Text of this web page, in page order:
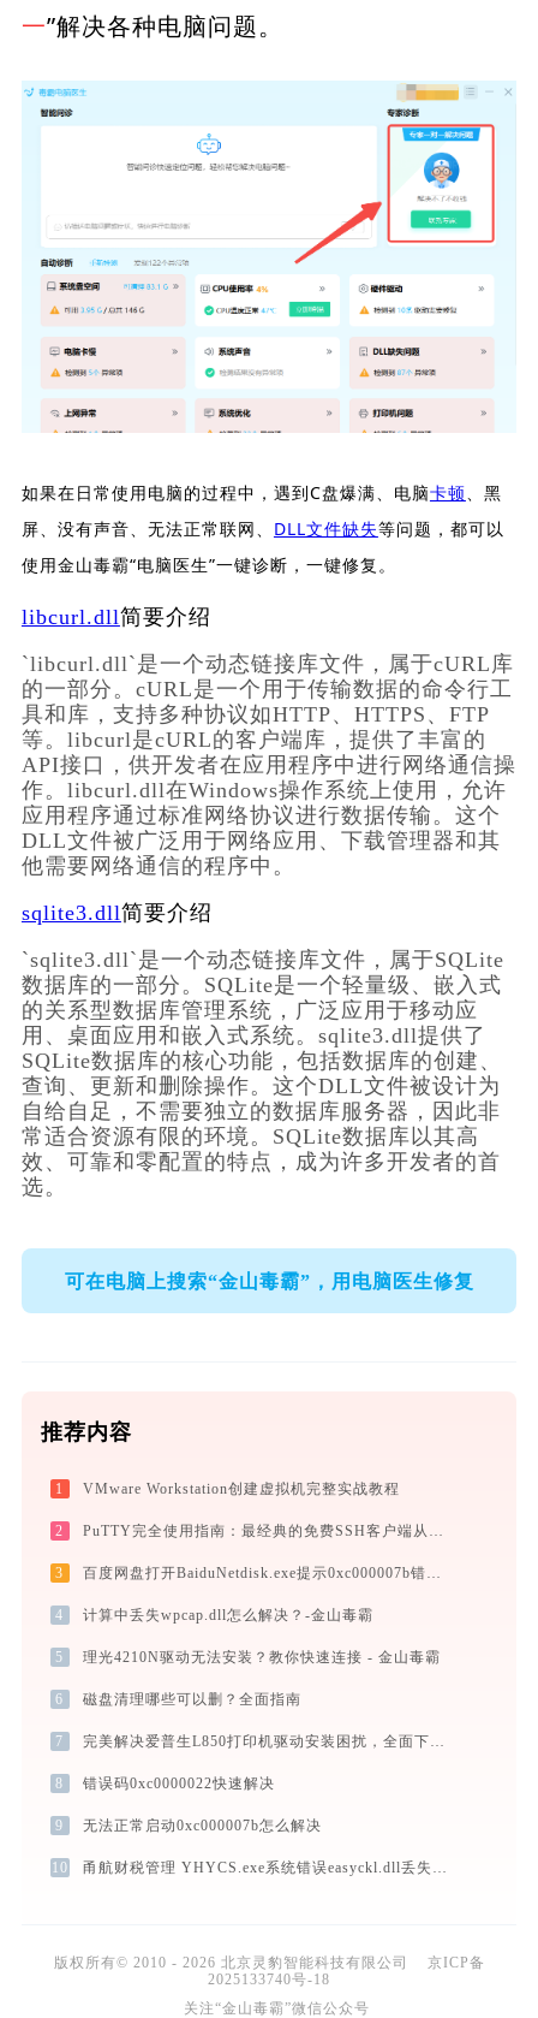
一”解决各种电脑问题。
如果在日常使用电脑的过程中，遇到C盘爆满、电脑卡顿、黑
屏、没有声音、无法正常联网、 DLL文件缺失等问题，都可以
使用金山毒霸“电脑医生”一键诊断，一键修复。
libcurl.dll简要介绍
`libcurl.dll`是一个动态链接库文件，属于cURL库
的一部分。cURL是一个用于传输数据的命令行工
具和库，支持多种协议如HTTP、HTTPS、FTP
等。libcurl是cURL的客户端库，提供了丰富的
API接口，供开发者在应用程序中进行网络通信操
作。libcurl.dll在Windows操作系统上使用，允许
应用程序通过标准网络协议进行数据传输。这个
DLL文件被广泛用于网络应用、下载管理器和其
他需要网络通信的程序中。
sqlite3.dll简要介绍
`sqlite3.dll`是一个动态链接库文件，属于SQLite
数据库的一部分。SQLite是一个轻量级、嵌入式
的关系型数据库管理系统，广泛应用于移动应
用、桌面应用和嵌入式系统。sqlite3.dll提供了
SQLite数据库的核心功能，包括数据库的创建、
查询、更新和删除操作。这个DLL文件被设计为
自给自足，不需要独立的数据库服务器，因此非
常适合资源有限的环境。SQLite数据库以其高
效、可靠和零配置的特点，成为许多开发者的首
选。
可在电脑上搜索“金山毒霸”，用电脑医生修复
推荐内容
1 VMware Workstation创建虚拟机完整实战教程
2 PuTTY完全使用指南：最经典的免费SSH客户端从连接到精通（2026最新）
3 百度网盘打开BaiduNetdisk.exe提示0xc000007b错误码怎么办
4 计算中丢失wpcap.dll怎么解决？-金山毒霸
5 理光4210N驱动无法安装？教你快速连接 - 金山毒霸
6 磁盘清理哪些可以删？全面指南
7 完美解决爱普生L850打印机驱动安装困扰，全面下载安装教程
8 错误码0xc0000022快速解决
9 无法正常启动0xc000007b怎么解决
10 甬航财税管理 YHYCS.exe系统错误easyckl.dll丢失如何解决
版权所有© 2010 - 2026 北京灵豹智能科技有限公司
京ICP备
2025133740号-18
关注“金山毒霸”微信公众号